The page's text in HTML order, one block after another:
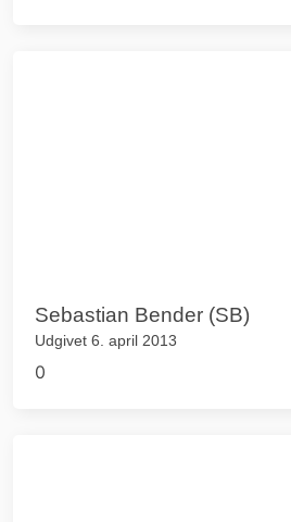
Sebastian Bender (SB)
Udgivet 6. april 2013
0